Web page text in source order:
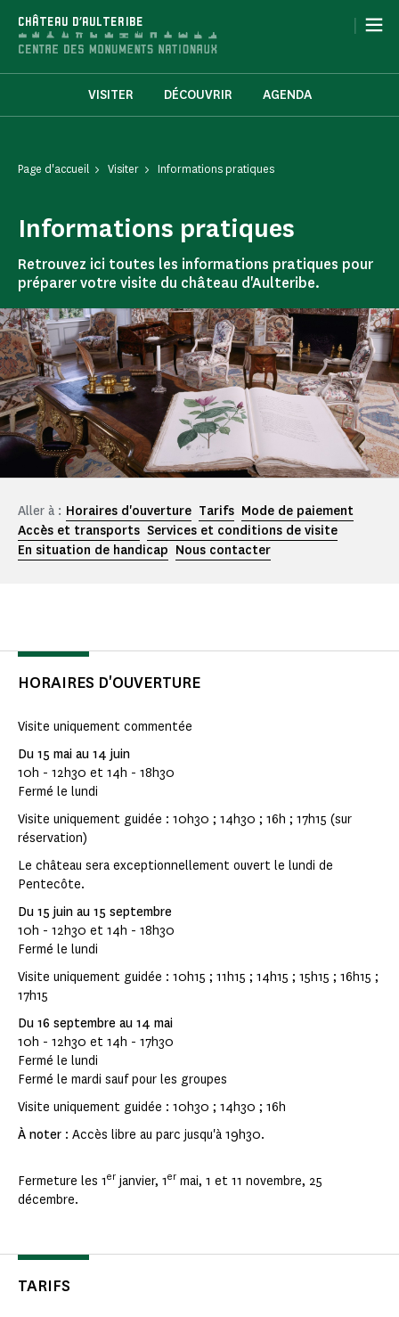
CHÂTEAU D'AULTERIBE |
VISITER DÉCOUVRIR AGENDA
Page d'accueil Visiter Informations pratiques
Informations pratiques
Retrouvez ici toutes les informations pratiques pour
préparer votre visite du château d'Aulteribe.
Aller à : Horaires d'ouverture Tarifs Mode de paiement
Accès et transports Services et conditions de visite
En situation de handicap Nous contacter
HORAIRES D'OUVERTURE
Visite uniquement commentée
Du 15 mai au 14 juin
10h - 12h30 et 14h - 18h30
Fermé le lundi
Visite uniquement guidée : 10h30 ; 14h30 ; 16h ; 17h15 (sur
réservation)
Le château sera exceptionnellement ouvert le lundi de
Pentecôte.
Du 15 juin au 15 septembre
10h - 12h30 et 14h - 18h30
Fermé le lundi
Visite uniquement guidée : 10h15 ; 11h15 ; 14h15 ; 15h15 ; 16h15 ;
17h15
Du 16 septembre au 14 mai
10h - 12h30 et 14h - 17h30
Fermé le lundi
Fermé le mardi sauf pour les groupes
Visite uniquement guidée : 10h30 ; 14h30 ; 16h
À noter : Accès libre au parc jusqu'à 19h30.
Fermeture les 1er janvier, 1er mai, 1 et 11 novembre, 25
décembre.
TARIFS